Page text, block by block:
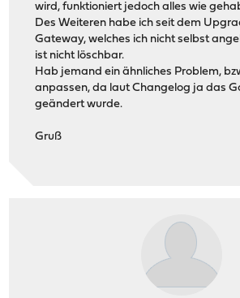
wird, funktioniert jedoch alles wie
Des Weiteren habe ich seit dem
Gateway, welches ich nicht selbst
ist nicht löschbar.
Hab jemand ein ähnliches Problem,
anpassen, da laut Changelog ja das
geändert wurde.
Gruß